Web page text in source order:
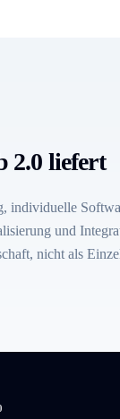
2.0 liefert
individuelle
und
nicht als